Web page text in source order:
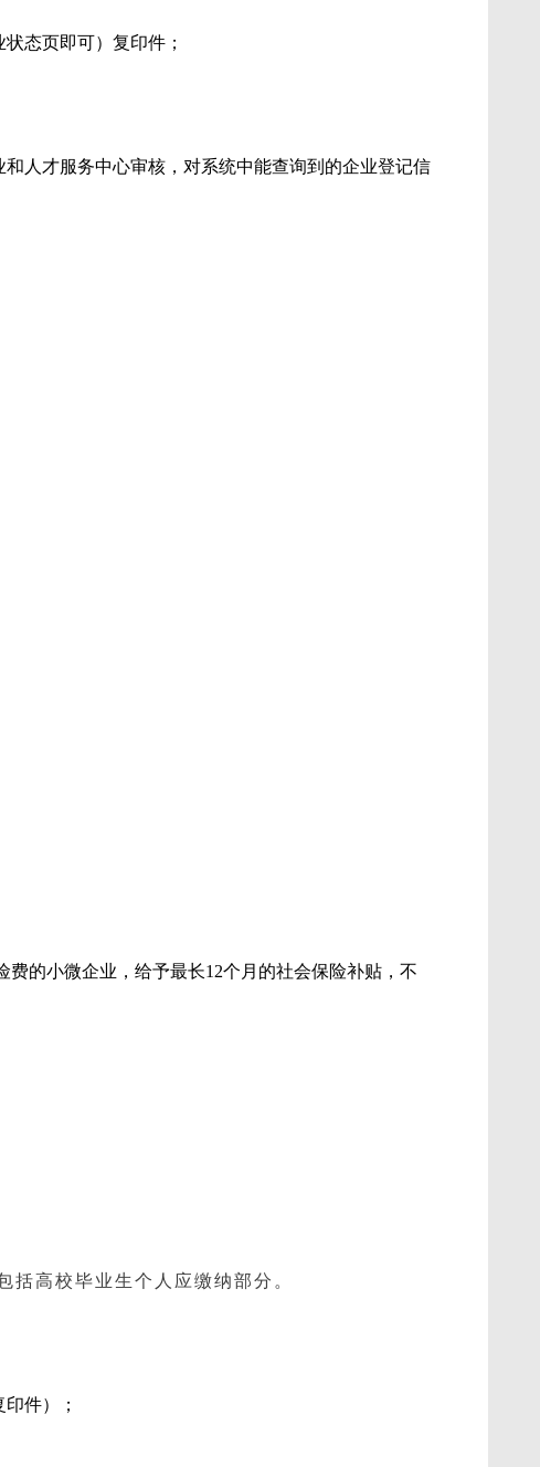
态页即可）复印件；
人才服务中心审核，对系统中能查询到的企业登记信
的小微企业，给予最长12个月的社会保险补贴，不
高校毕业生个人应缴纳部分。
件）；